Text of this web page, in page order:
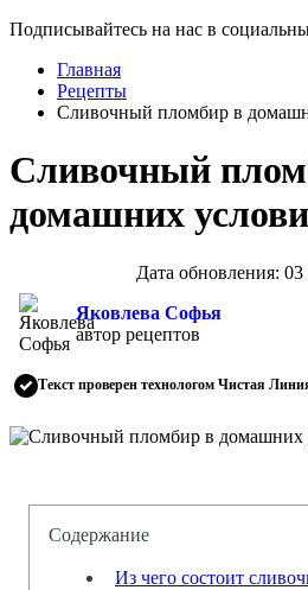
Подписывайтесь на нас в
Главная
Рецепты
Сливочный пломбир в
Сливочный
домашних
Дата обновления: 03
Яковлева Софья
автор рецептов
Текст проверен технологом Чистая
Содержание
Из чего состоит